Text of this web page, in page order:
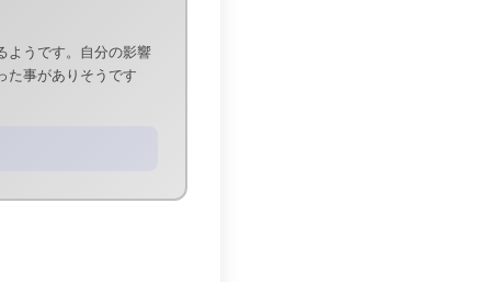
ようです。自分の影響
た事がありそうです